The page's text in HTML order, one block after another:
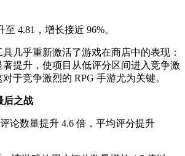
4.81，增长接近 96%。
几乎重新激活了游戏在商店中的表现：
提升，使项目从低评分区间进入竞争激
于竞争激烈的 RPG 手游尤为关键。
后之战
评论数量提升 4.6 倍，平均评分提升